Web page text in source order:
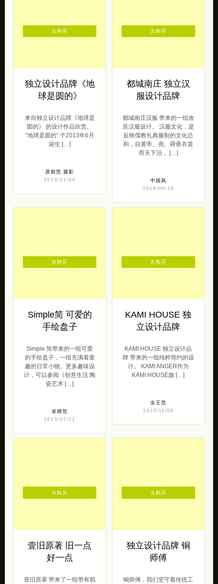
独立设计品牌《地
球是圆的》
来自独立设计品牌《地球是
圆的》 的设计作品欣赏。
“地球是圆的” 于2013年6月
诞生 […]
原创范 摄影
2016/01/04
去购买
都城南庄 独立汉
服设计品牌
都城南庄汉服 带来的一组改
良汉服设计。 汉服文化，是
反映儒教礼典服制的文化总
和，自黄帝、尧、舜垂衣裳
而天下治， […]
中国风
2019/06/26
去购买
Simple简 可爱的
手绘盘子
Simple 简带来的一组可爱
的手绘盘子，一组充满着童
趣的日常小物。更多趣味设
计，可以参阅《创意生活 陶
瓷艺术 […]
呆萌范
2015/07/21
去购买
KAMI HOUSE 独
立设计品牌
KAMI HOUSE 独立设计品
牌 带来的一组纯粹简约的设
计。 KAMI ANGER作为
KAMI HOUSE旗 […]
女王范
2016/11/08
去购买
壹旧原著 旧一点
好一点
壹旧原著 带来了一组带有肌
去购买
独立设计品牌 铜
师傅
铜师傅，我们坚守着传统工
去购买